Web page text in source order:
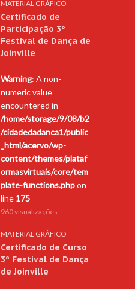
MATERIAL GRÁFICO
Certificado de
Participação 3º
Festival de Dança de
Joinville
Warning: A non-
numeric value
encountered in
/home/storage/9/08/b2
/cidadedadanca1/public
_html/acervo/wp-
content/themes/plataf
ormasvirtuais/core/tem
plate-functions.phpon
line 175
960 visualizações
MATERIAL GRÁFICO
Certificado de Curso
3º Festival de Dança
de Joinville